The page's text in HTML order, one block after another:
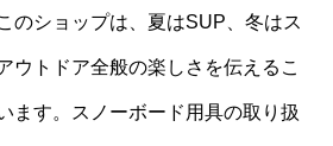
のショップは、夏はSUP、冬はス
ウトドア全般の楽しさを伝えるこ
ます。スノーボード用具の取り扱